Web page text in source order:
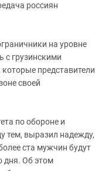
россиян
на уровне
с грузинскими
представители
своей
по обороне и
тем, выразил надежду,
ста мужчин будут
дня. Об этом